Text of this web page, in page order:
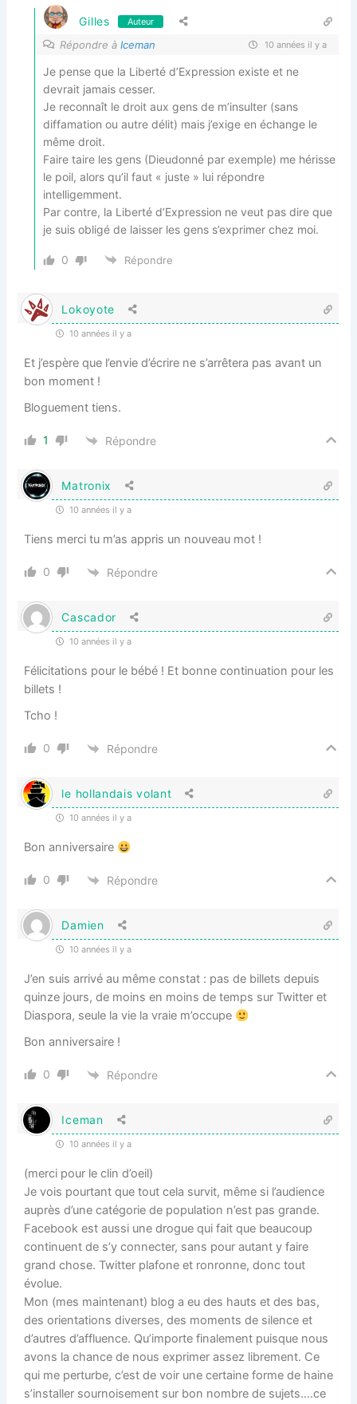
Gilles Auteur
Répondre àIceman 10 années il y a
Je pense que la Liberté d’Expression existe et ne
devrait jamais cesser.
Je reconnaît le droit aux gens de m’insulter (sans
diffamation ou autre délit) mais j’exige en échange le
même droit.
Faire taire les gens (Dieudonné par exemple) me hérisse
le poil, alors qu’il faut « juste » lui répondre
intelligemment.
Par contre, la Liberté d’Expression ne veut pas dire que
je suis obligé de laisser les gens s’exprimer chez moi.
0 Répondre
Lokoyote
10 années il y a
Et j’espère que l’envie d’écrire ne s’arrêtera pas avant un
bon moment !
Bloguement tiens.
1 Répondre
Matronix
10 années il y a
Tiens merci tu m’as appris un nouveau mot !
0 Répondre
Cascador
10 années il y a
Félicitations pour le bébé ! Et bonne continuation pour les
billets !
Tcho !
0 Répondre
le hollandais volant
10 années il y a
Bon anniversaire
0 Répondre
Damien
10 années il y a
J’en suis arrivé au même constat : pas de billets depuis
quinze jours, de moins en moins de temps sur Twitter et
Diaspora, seule la vie la vraie m’occupe
Bon anniversaire !
0 Répondre
Iceman
10 années il y a
(merci pour le clin d’oeil)
Je vois pourtant que tout cela survit, même si l’audience
auprès d’une catégorie de population n’est pas grande.
Facebook est aussi une drogue qui fait que beaucoup
continuent de s’y connecter, sans pour autant y faire
grand chose. Twitter plafone et ronronne, donc tout
évolue.
Mon (mes maintenant) blog a eu des hauts et des bas,
des orientations diverses, des moments de silence et
d’autres d’affluence. Qu’importe finalement puisque nous
avons la chance de nous exprimer assez librement. Ce
qui me perturbe, c’est de voir une certaine forme de haine
s’installer sournoisement sur bon nombre de sujets….ce